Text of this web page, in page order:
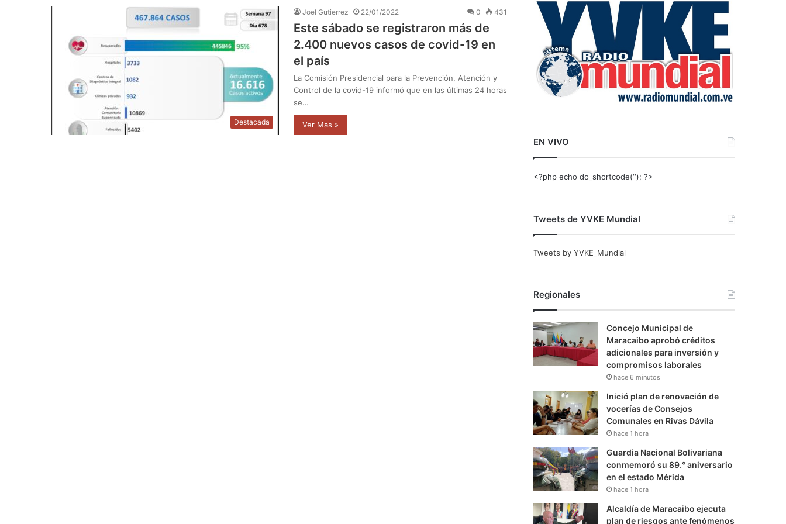
Destacada
Joel Gutierrez 22/01/2022 0 431
Este sábado se registraron más de
2.400 nuevos casos de covid-19 en
el país
La Comisión Presidencial para la Prevención, Atención y
Control de la covid-19 informó que en las últimas 24 horas
se…
Ver Mas »
r
EN VIVO
<?php echo do_shortcode(‘‘); ?>
Tweets de YVKE Mundial
Tweets by YVKE_Mundial
Regionales
Concejo Municipal de
Maracaibo aprobó créditos
adicionales para inversión y
compromisos laborales
hace 6 minutos
Inició plan de renovación de
vocerías de Consejos
Comunales en Rivas Dávila
hace 1 hora
Guardia Nacional Bolivariana
conmemoró su 89.° aniversario
en el estado Mérida
hace 1 hora
Alcaldía de Maracaibo ejecuta
plan de riesgos ante fenómenos